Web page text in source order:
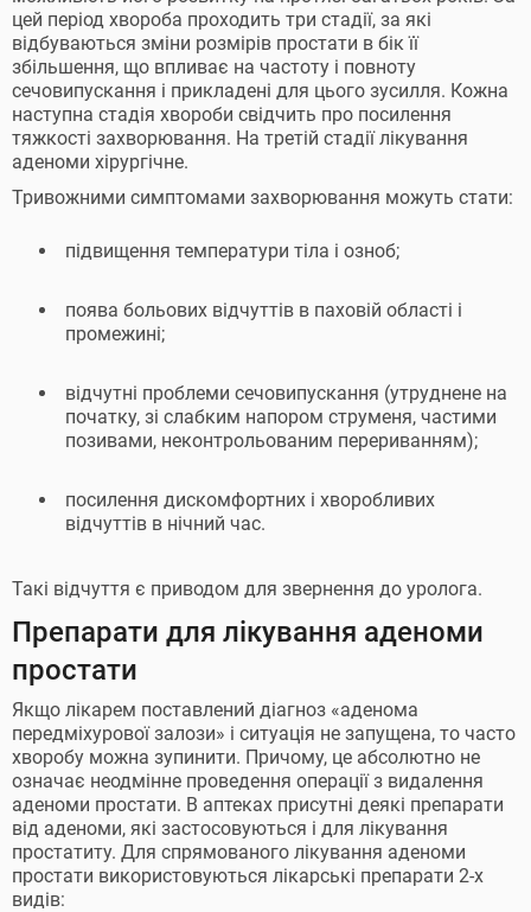
цей період хвороба проходить три стадії, за які
відбуваються зміни розмірів простати в бік її
збільшення, що впливає на частоту і повноту
сечовипускання і прикладені для цього зусилля. Кожна
наступна стадія хвороби свідчить про посилення
тяжкості захворювання. На третій стадії лікування
аденоми хірургічне.
Тривожними симптомами захворювання можуть стати:
підвищення температури тіла і озноб;
поява больових відчуттів в паховій області і
промежині;
відчутні проблеми сечовипускання (утруднене на
початку, зі слабким напором струменя, частими
позивами, неконтрольованим перериванням);
посилення дискомфортних і хворобливих
відчуттів в нічний час.
Такі відчуття є приводом для звернення до уролога.
Препарати для лікування аденоми
простати
Якщо лікарем поставлений діагноз «аденома
передміхурової залози» і ситуація не запущена, то часто
хворобу можна зупинити. Причому, це абсолютно не
означає неодмінне проведення операції з видалення
аденоми простати. В аптеках присутні деякі препарати
від аденоми, які застосовуються і для лікування
простатиту. Для спрямованого лікування аденоми
простати використовуються лікарські препарати 2-х
видів: